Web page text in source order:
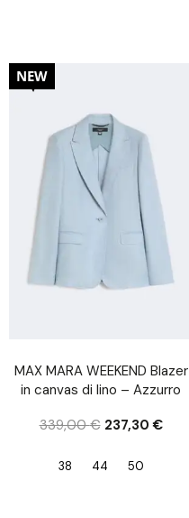
30%
NEW
MAX MARA WEEKEND Blazer
in canvas di lino – Azzurro
339,00€ 237,30€
38 44 50